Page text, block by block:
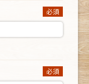
必須
必須